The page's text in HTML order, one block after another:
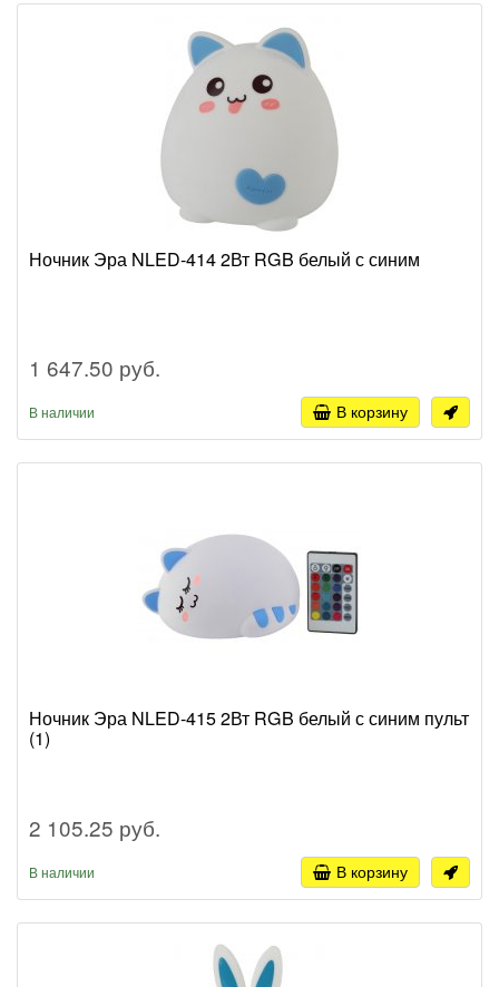
Ночник Эра NLED-414 2Вт RGB белый с синим
1 647.50 руб.
В наличии В корзину
Ночник Эра NLED-415 2Вт RGB белый с синим пульт
(1)
2 105.25 руб.
В наличии В корзину